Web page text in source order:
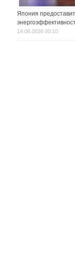
Япония
14.06.2026 00:10